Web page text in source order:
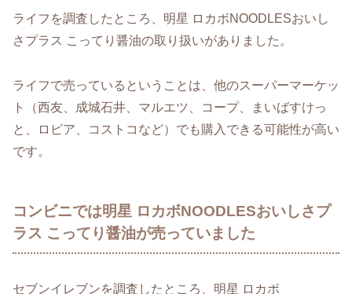
ライフを調査したところ、明星 ロカボNOODLESおいし
さプラス こってり醤油の取り扱いがありました。
ライフで売っているということは、他のスーパーマーケッ
ト（西友、成城石井、マルエツ、コープ、まいばすけっ
と、ロピア、コストコなど）でも購入できる可能性が高い
です。
コンビニでは明星 ロカボNOODLESおいしさプ
ラス こってり醤油が売っていました
セブンイレブンを調査したところ、明星 ロカボ